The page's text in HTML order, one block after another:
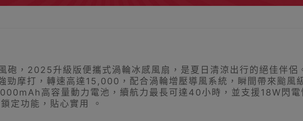
2025升級版便攜式渦輪冰感風扇，是夏日清涼出行的絕佳伴侶
勁摩打，轉速高達15,000，配合渦輪增壓導風系統，瞬間帶來颱風
高容量動力電池，續航力最長可達40小時，並支援18W閃電
定功能，貼心實用 。